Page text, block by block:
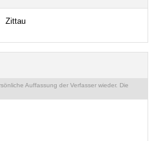
Zittau
Auffassung der Verfasser wieder. Die